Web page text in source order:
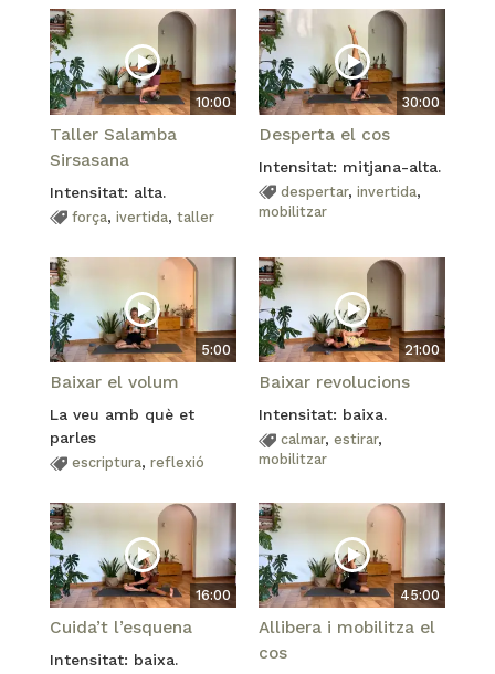
10:00
Taller Salamba
Sirsasana
Intensitat: alta.
força, ivertida, taller
30:00
Desperta el cos
Intensitat: mitjana-alta.
despertar, invertida,
mobilitzar
5:00
Baixar el volum
La veu amb què et
parles
escriptura, reflexió
21:00
Baixar revolucions
Intensitat: baixa.
calmar, estirar,
mobilitzar
16:00
Cuida’t l’esquena
Intensitat: baixa.
45:00
Allibera i mobilitza el
cos